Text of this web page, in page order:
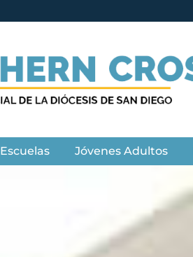
Escuelas Jóvenes Adultos